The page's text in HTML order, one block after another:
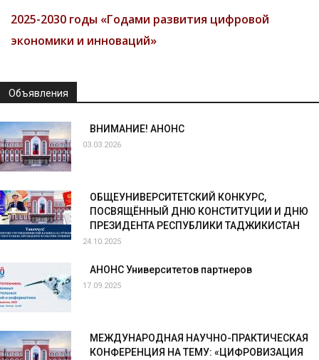
2025-2030 годы «Годами развития цифровой
экономики и инноваций»
Объявления
ВНИМАНИЕ! АНОНС
03.03.2026
ОБЩЕУНИВЕРСИТЕТСКИЙ КОНКУРС,
ПОСВЯЩЁННЫЙ ДНЮ КОНСТИТУЦИИ И ДНЮ
ПРЕЗИДЕНТА РЕСПУБЛИКИ ТАДЖИКИСТАН
24.10.2025
АНОНС Университетов партнеров
17.09.2025
МЕЖДУНАРОДНАЯ НАУЧНО-ПРАКТИЧЕСКАЯ
КОНФЕРЕНЦИЯ НА ТЕМУ: «ЦИФРОВИЗАЦИЯ